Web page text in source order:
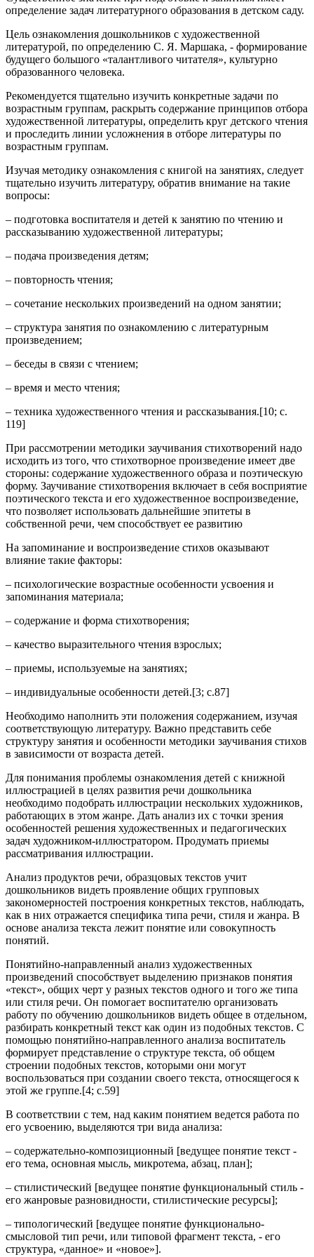
определение задач литературного образования в детском саду.
Цель ознакомления дошкольников с художественной
литературой, по определению С. Я. Маршака, - формирование
будущего большого «талантливого читателя», культурно
образованного человека.
Рекомендуется тщательно изучить конкретные задачи по
возрастным группам, раскрыть содержание принципов отбора
художественной литературы, определить круг детского чтения
и проследить линии усложнения в отборе литературы по
возрастным группам.
Изучая методику ознакомления с книгой на занятиях, следует
тщательно изучить литературу, обратив внимание на такие
вопросы:
– подготовка воспитателя и детей к занятию по чтению и
рассказыванию художественной литературы;
– подача произведения детям;
– повторность чтения;
– сочетание нескольких произведений на одном занятии;
– структура занятия по ознакомлению с литературным
произведением;
– беседы в связи с чтением;
– время и место чтения;
– техника художественного чтения и рассказывания.[10; c.
119]
При рассмотрении методики заучивания стихотворений надо
исходить из того, что стихотворное произведение имеет две
стороны: содержание художественного образа и поэтическую
форму. Заучивание стихотворения включает в себя восприятие
поэтического текста и его художественное воспроизведение,
что позволяет использовать дальнейшие эпитеты в
собственной речи, чем способствует ее развитию
На запоминание и воспроизведение стихов оказывают
влияние такие факторы:
– психологические возрастные особенности усвоения и
запоминания материала;
– содержание и форма стихотворения;
– качество выразительного чтения взрослых;
– приемы, используемые на занятиях;
– индивидуальные особенности детей.[3; c.87]
Необходимо наполнить эти положения содержанием, изучая
соответствующую литературу. Важно представить себе
структуру занятия и особенности методики заучивания стихов
в зависимости от возраста детей.
Для понимания проблемы ознакомления детей с книжной
иллюстрацией в целях развития речи дошкольника
необходимо подобрать иллюстрации нескольких художников,
работающих в этом жанре. Дать анализ их с точки зрения
особенностей решения художественных и педагогических
задач художником-иллюстратором. Продумать приемы
рассматривания иллюстрации.
Анализ продуктов речи, образцовых текстов учит
дошкольников видеть проявление общих групповых
закономерностей построения конкретных текстов, наблюдать,
как в них отражается специфика типа речи, стиля и жанра. В
основе анализа текста лежит понятие или совокупность
понятий.
Понятийно-направленный анализ художественных
произведений способствует выделению признаков понятия
«текст», общих черт у разных текстов одного и того же типа
или стиля речи. Он помогает воспитателю организовать
работу по обучению дошкольников видеть общее в отдельном,
разбирать конкретный текст как один из подобных текстов. С
помощью понятийно-направленного анализа воспитатель
формирует представление о структуре текста, об общем
строении подобных текстов, которыми они могут
воспользоваться при создании своего текста, относящегося к
этой же группе.[4; c.59]
В соответствии с тем, над каким понятием ведется работа по
его усвоению, выделяются три вида анализа:
– содержательно-композиционный [ведущее понятие текст -
его тема, основная мысль, микротема, абзац, план];
– стилистический [ведущее понятие функциональный стиль -
его жанровые разновидности, стилистические ресурсы];
– типологический [ведущее понятие функционально-
смысловой тип речи, или типовой фрагмент текста, - его
структура, «данное» и «новое»].